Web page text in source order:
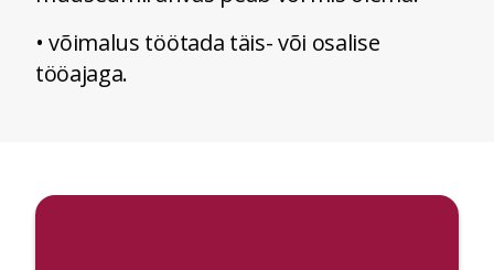
• võimalus töötada täis- või osalise
tööajaga.